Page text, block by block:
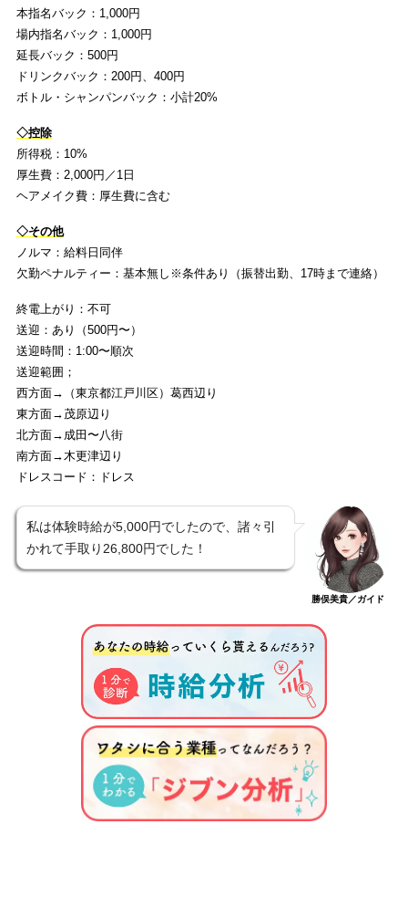
本指名バック：1,000円
場内指名バック：1,000円
延長バック：500円
ドリンクバック：200円、400円
ボトル・シャンパンバック：小計20%
◇控除
所得税：10%
厚生費：2,000円／1日
ヘアメイク費：厚生費に含む
◇その他
ノルマ：給料日同伴
欠勤ペナルティー：基本無し※条件あり（振替出勤、17時まで連絡）
終電上がり：不可
送迎：あり（500円〜）
送迎時間：1:00〜順次
送迎範囲；
西方面→（東京都江戸川区）葛西辺り
東方面→茂原辺り
北方面→成田〜八街
南方面→木更津辺り
ドレスコード：ドレス
私は体験時給が5,000円でしたので、諸々引
かれて手取り26,800円でした！
勝俣美貴／ガイド